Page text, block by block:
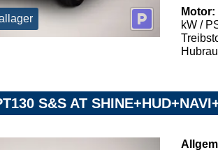
Motor:
kW /
S&S AT